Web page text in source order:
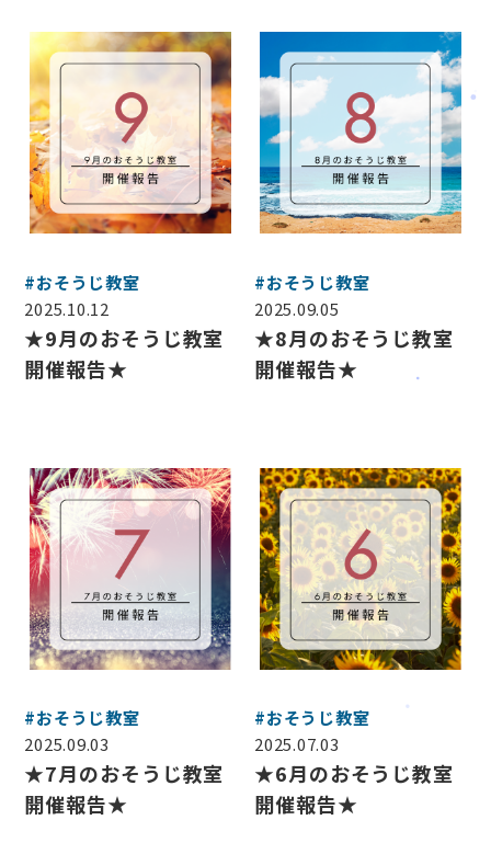
#おそうじ教室
2025.10.12
★9月のおそうじ教室
開催報告★
#おそうじ教室
2025.09.05
★8月のおそうじ教室
開催報告★
#おそうじ教室
2025.09.03
★7月のおそうじ教室
開催報告★
#おそうじ教室
2025.07.03
★6月のおそうじ教室
開催報告★